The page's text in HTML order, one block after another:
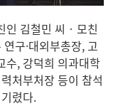
인 김철민 씨‧모친
구·대외부총장, 고
수, 강덕희 의과대학
처부처장 등이 참석
렸다.